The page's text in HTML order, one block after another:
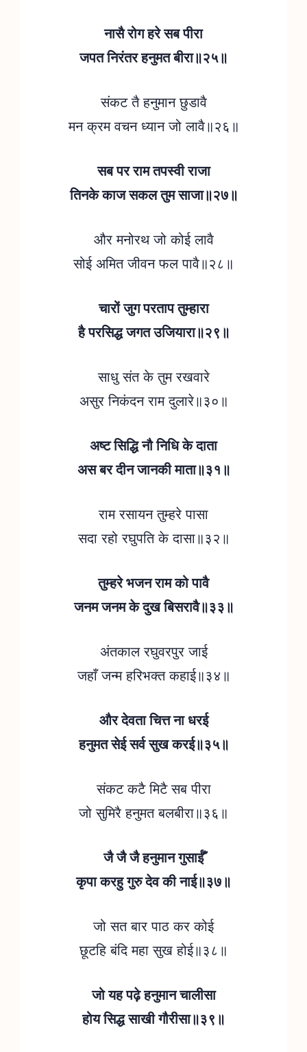
नासै रोग हरे सब पीरा
जपत निरंतर हनुमत बीरा॥२५॥
संकट तै हनुमान छुडावै
मन क्रम वचन ध्यान जो लावै॥२६॥
सब पर राम तपस्वी राजा
तिनके काज सकल तुम साजा॥२७॥
और मनोरथ जो कोई लावै
सोई अमित जीवन फल पावै॥२८॥
चारों जुग परताप तुम्हारा
है परसिद्ध जगत उजियारा॥२९॥
साधु संत के तुम रखवारे
असुर निकंदन राम दुलारे॥३०॥
अष्ट सिद्धि नौ निधि के दाता
अस बर दीन जानकी माता॥३१॥
राम रसायन तुम्हरे पासा
सदा रहो रघुपति के दासा॥३२॥
तुम्हरे भजन राम को पावै
जनम जनम के दुख बिसरावै॥३३॥
अंतकाल रघुवरपुर जाई
जहाँ जन्म हरिभक्त कहाई॥३४॥
और देवता चित्त ना धरई
हनुमत सेई सर्व सुख करई॥३५॥
संकट कटै मिटै सब पीरा
जो सुमिरै हनुमत बलबीरा॥३६॥
जै जै जै हनुमान गुसाईँ
कृपा करहु गुरु देव की नाई॥३७॥
जो सत बार पाठ कर कोई
छूटहि बंदि महा सुख होई॥३८॥
जो यह पढ़े हनुमान चालीसा
होय सिद्ध साखी गौरीसा॥३९॥